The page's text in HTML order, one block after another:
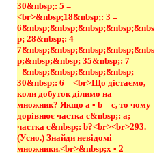
30&nbsp;: 5 =
<br>&nbsp;18&nbsp;: 3 =
6&nbsp;&nbsp;&nbsp;&nbsp;&nbs
p; 28&nbsp;: 4 =
7&nbsp;&nbsp;&nbsp;&nbsp;&nbs
p;&nbsp;&nbsp; 35&nbsp;: 7
=&nbsp;&nbsp;&nbsp;&nbsp;
30&nbsp;: 6 = <br>Що дістаємо,
коли добуток ділимо на
множник? Якщо а • b = с, то чому
дорівнює частка с&nbsp;: а;
частка с&nbsp;: b?<br><br>293.
(Усно.) Знайди невідомі
множники.<br>&nbsp;х • 2 =